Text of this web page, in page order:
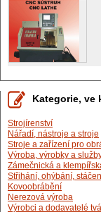
Kategorie, ve
Strojírenství
Nářadí, nástroje a stroje
Stroje a zařízení pro
Výroba, výrobky a
Zámečnická a
Střihání, ohýbání,
Kovoobrábění
Nerezová výroba
Výrobci a dodavatelé